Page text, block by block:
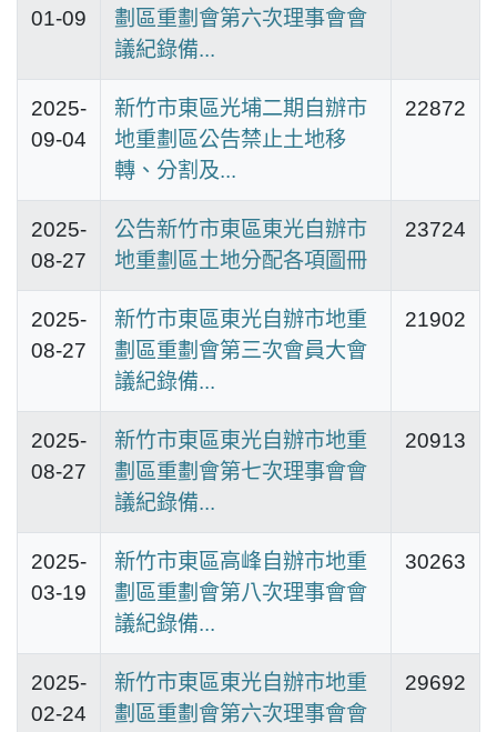
01-09
劃區重劃會第六次理事會會
議紀錄備...
2025-
09-04
新竹市東區光埔二期自辦市
地重劃區公告禁止土地移
轉、分割及...
22872
2025-
08-27
公告新竹市東區東光自辦市
地重劃區土地分配各項圖冊
23724
2025-
08-27
新竹市東區東光自辦市地重
劃區重劃會第三次會員大會
議紀錄備...
21902
2025-
08-27
新竹市東區東光自辦市地重
劃區重劃會第七次理事會會
議紀錄備...
20913
2025-
03-19
新竹市東區高峰自辦市地重
劃區重劃會第八次理事會會
議紀錄備...
30263
2025-
02-24
新竹市東區東光自辦市地重
劃區重劃會第六次理事會會
29692